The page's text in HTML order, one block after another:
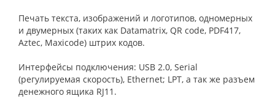
Печать текста, изображений и логотипов, одномерных
и двумерных (таких как Datamatrix, QR code, PDF417,
Aztec, Maxicode) штрих кодов.
Интерфейсы подключения: USB 2.0, Serial
(регулируемая скорость), Ethernet; LPT, а так же разъем
денежного ящика RJ11.